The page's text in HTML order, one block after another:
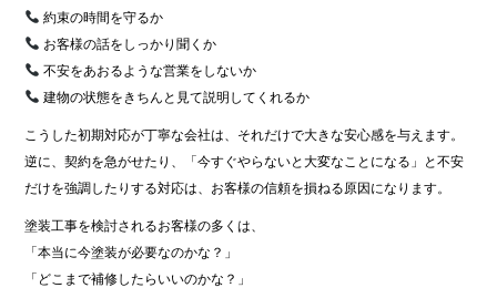
約束の時間を守るか
お客様の話をしっかり聞くか
不安をあおるような営業をしないか
建物の状態をきちんと見て説明してくれるか
こうした初期対応が丁寧な会社は、それだけで大きな安心感を与えます。
逆に、契約を急がせたり、「今すぐやらないと大変なことになる」と不安
だけを強調したりする対応は、お客様の信頼を損ねる原因になります。
塗装工事を検討されるお客様の多くは、
「本当に今塗装が必要なのかな？」
「どこまで補修したらいいのかな？」